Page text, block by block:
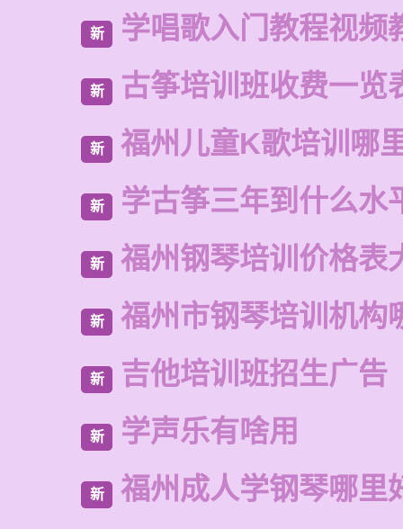
新 学唱歌入门教程视频
新 古筝培训班收费一览
新 福州儿童K歌培训哪
新 学古筝三年到什么水
新 福州钢琴培训价格表
新 福州市钢琴培训机构
新 吉他培训班招生广告
新 学声乐有啥用
新 福州成人学钢琴哪里